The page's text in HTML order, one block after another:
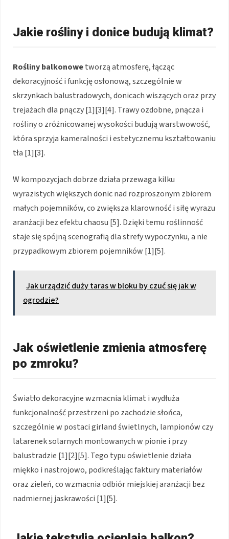
Jakie rośliny i donice budują klimat?
Rośliny balkonowetworzą atmosferę, łącząc
dekoracyjność i funkcję osłonową, szczególnie w
skrzynkach balustradowych, donicach wiszących oraz przy
trejażach dla pnączy [1][3][4]. Trawy ozdobne, pnącza i
rośliny o zróżnicowanej wysokości budują warstwowość,
która sprzyja kameralności i estetycznemu kształtowaniu
tła [1][3].
W kompozycjach dobrze działa przewaga kilku
wyrazistych większych donic nad rozproszonym zbiorem
małych pojemników, co zwiększa klarowność i siłę wyrazu
aranżacji bez efektu chaosu [5]. Dzięki temu roślinność
staje się spójną scenografią dla strefy wypoczynku, a nie
przypadkowym zbiorem pojemników [1][5].
Jak urządzić duży taras w bloku by czuć się jak w
ogrodzie?
Jak oświetlenie zmienia atmosferę
po zmroku?
Światło dekoracyjne wzmacnia klimat i wydłuża
funkcjonalność przestrzeni po zachodzie słońca,
szczególnie w postaci girland świetlnych, lampionów czy
latarenek solarnych montowanych w pionie i przy
balustradzie [1][2][5]. Tego typu oświetlenie działa
miękko i nastrojowo, podkreślając faktury materiałów
oraz zieleń, co wzmacnia odbiór miejskiej aranżacji bez
nadmiernej jaskrawości [1][5].